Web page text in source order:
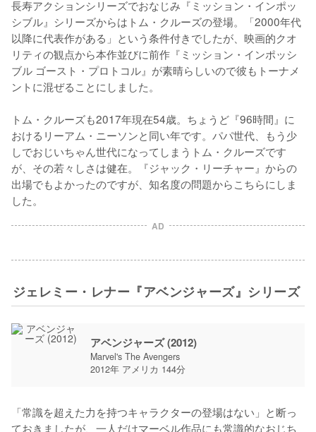
長寿アクションシリーズでおなじみ『ミッション・インポッ
シブル』シリーズからはトム・クルーズの登場。「2000年代
以降に代表作がある」という条件付きでしたが、映画的クオ
リティの観点から本作並びに前作『ミッション・インポッシ
ブル ゴースト・プロトコル』が素晴らしいので彼もトーナメ
ントに混ぜることにしました。
トム・クルーズも2017年現在54歳。ちょうど『96時間』に
おけるリーアム・ニーソンと同い年です。パパ世代、もう少
しでおじいちゃん世代になってしまうトム・クルーズです
が、その若々しさは健在。『ジャック・リーチャー』からの
出場でもよかったのですが、知名度の問題からこちらにしま
した。
AD
ジェレミー・レナー『アベンジャーズ』シリーズ
アベンジャーズ (2012)
Marvel's The Avengers
2012年 アメリカ 144分
「常識を超えた力を持つキャラクターの登場はない」と断っ
ておきましたが、一人だけマーベル作品にも常識的なおじち